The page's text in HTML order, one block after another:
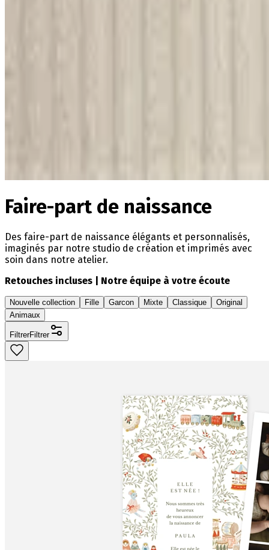
Faire-part de naissance
Des faire-part de naissance élégants et personnalisés,
imaginés par notre studio de création et imprimés avec
soin dans notre atelier.
Retouches incluses | Notre équipe à votre écoute
Nouvelle collection Fille Garcon Mixte Classique
Original
Animaux
FiltrerFiltrer